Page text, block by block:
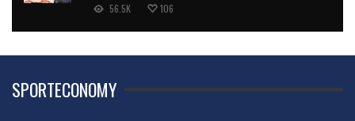
56.5K 106
SPORTECONOMY